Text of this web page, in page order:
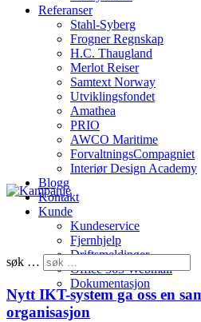
Referanser
Stahl-Syberg
Frogner Regnskap
H.C. Thaugland
Merlot Reiser
Samtext Norway
Utviklingsfondet
Amathea
PRIO
AWCO Maritime
ForvaltningsCompagniet
Interiør Design Academy
Blogg
Kontakt
Kunde
Kundeservice
Fjernhjelp
Driftsmeldinger
Office 365 Webmail
Dokumentasjon
søk …
Nytt IKT-system ga oss en
organisasjon